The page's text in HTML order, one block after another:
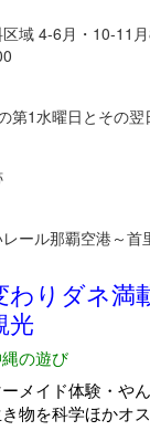
区域 4-6月・10-11
第1水曜日とその翌
ール那覇空港～首